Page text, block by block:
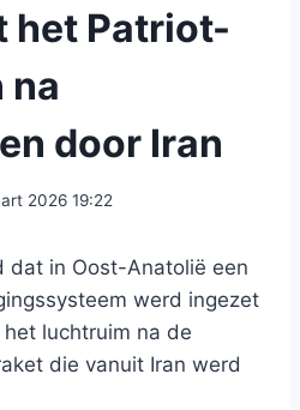
het Patriot-
na
door Iran
2026 19:22
dat in Oost-Anatolië een
werd ingezet
luchtruim na de
die vanuit Iran werd